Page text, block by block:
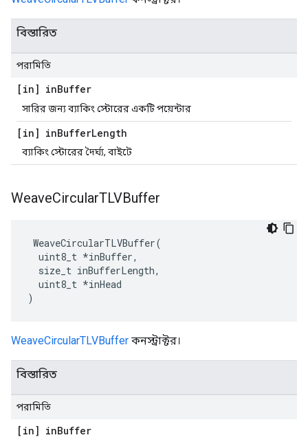
বিস্তারিত
পরামিতি
[in] inBuffer
সারির জন্য ব্যাকিং স্টোরের একটি পয়েন্টার
[in] inBufferLength
ব্যাকিং স্টোরের দৈর্ঘ্য, বাইটে
WeaveCircularTLVBuffer
WeaveCircularTLVBuffer(
  uint8_t *inBuffer,
  size_t inBufferLength,
  uint8_t *inHead
)
WeaveCircularTLVBuffer কনস্ট্রাক্টর।
বিস্তারিত
পরামিতি
[in] inBuffer